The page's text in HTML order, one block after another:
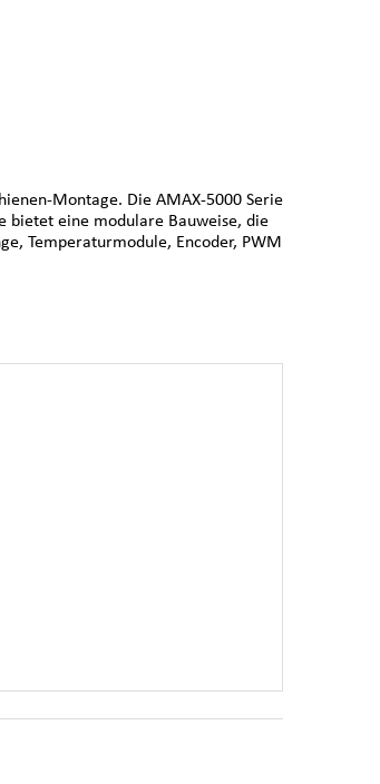
Montage. Die AMAX-5000 Serie
bietet eine modulare Bauweise, die
Temperaturmodule, Encoder, PWM